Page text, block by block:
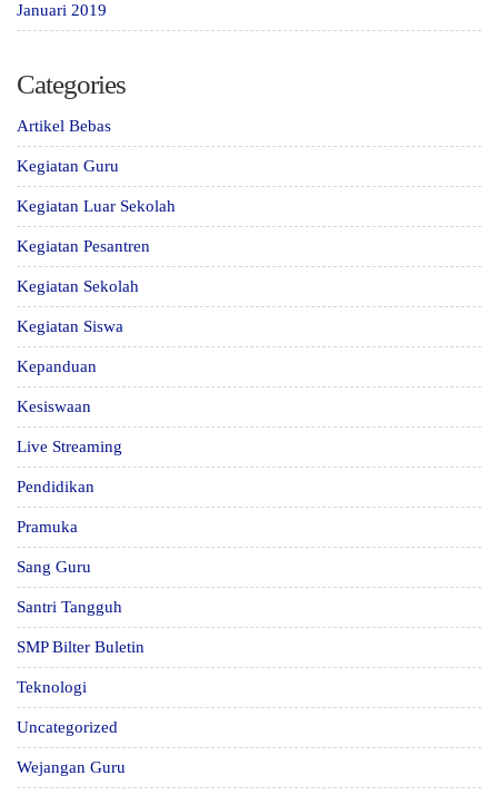
Januari 2019
Categories
Artikel Bebas
Kegiatan Guru
Kegiatan Luar Sekolah
Kegiatan Pesantren
Kegiatan Sekolah
Kegiatan Siswa
Kepanduan
Kesiswaan
Live Streaming
Pendidikan
Pramuka
Sang Guru
Santri Tangguh
SMP Bilter Buletin
Teknologi
Uncategorized
Wejangan Guru